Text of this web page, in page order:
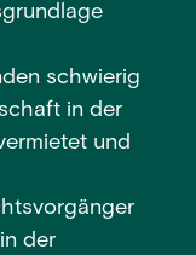
schwierig
in der
und
der